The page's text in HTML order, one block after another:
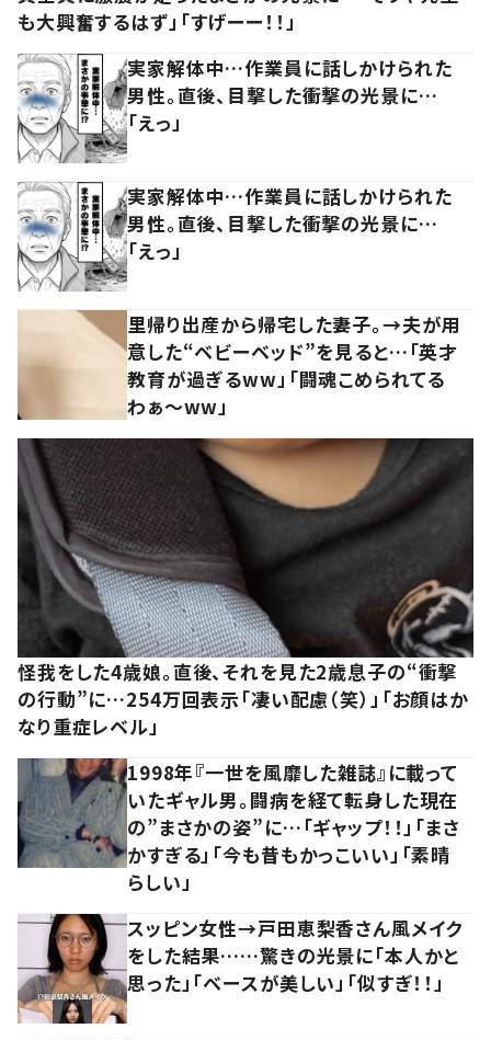
も大興奮するはず」「すげーー！！」
実家解体中…作業員に話しかけられた
男性。直後、目撃した衝撃の光景に…
「えっ」
実家解体中…作業員に話しかけられた
男性。直後、目撃した衝撃の光景に…
「えっ」
里帰り出産から帰宅した妻子。→夫が用
意した“ベビーベッド”を見ると…「英才
教育が過ぎるww」「闘魂こめられてる
わぁ～ww」
怪我をした4歳娘。直後、それを見た2歳息子の“衝撃
の行動”に…254万回表示「凄い配慮（笑）」「お顔はか
なり重症レベル」
1998年『一世を風靡した雑誌』に載って
いたギャル男。闘病を経て転身した現在
の”まさかの姿”に…「ギャップ！！」「まさ
かすぎる」「今も昔もかっこいい」「素晴
らしい」
スッピン女性→戸田恵梨香さん風メイク
をした結果……驚きの光景に「本人かと
思った」「ベースが美しい」「似すぎ！！」